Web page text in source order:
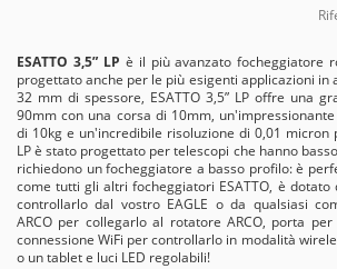
ESATTO 3,5” LP è il più avanzato focheggiatore
progettato anche per le più esigenti applicazioni in
32 mm di spessore, ESATTO 3,5” LP offre una
90mm con una corsa di 10mm,
di 10kg e un'incredibile risoluzione di 0,01 micron
LP è stato progettato per telescopi che hanno
richiedono un focheggiatore a basso profilo: è
come tutti gli altri focheggiatori ESATTO, è dotato
controllarlo dal vostro EAGLE o da qualsiasi
ARCO per collegarlo al rotatore ARCO, porta
connessione WiFi per controllarlo in modalità
o un tablet e luci LED regolabili!